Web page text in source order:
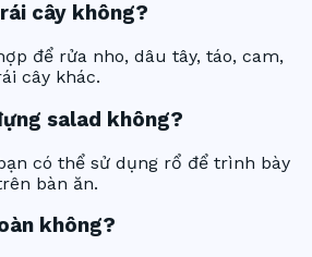
cây không?
để rửa nho, dâu tây, táo, cam,
cây khác.
salad không?
có thể sử dụng rổ để trình bày
bàn ăn.
không?